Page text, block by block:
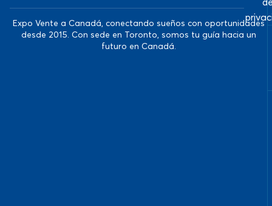
Expo Vente a Canadá, conectando sueños con oportunidades
desde 2015. Con sede en Toronto, somos tu guía hacia un
futuro en Canadá.